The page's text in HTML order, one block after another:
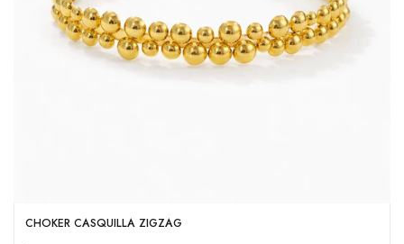
CHOKER CASQUILLA ZIGZAG